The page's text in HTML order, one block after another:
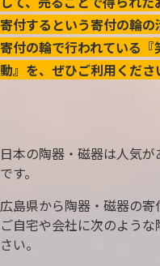
寄付するという寄付の輪の
寄付の輪で行われている
動』を、ぜひご利用くださ
日本の陶器・磁器は人気
です。
広島県から陶器・磁器の寄
ご自宅や会社に次のよう
さい。